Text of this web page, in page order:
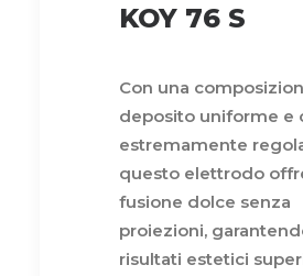
KOY 76 S
Con una
deposito uniforme e
estremamente
questo elettrodo
fusione dolce senza
proiezioni,
risultati estetici